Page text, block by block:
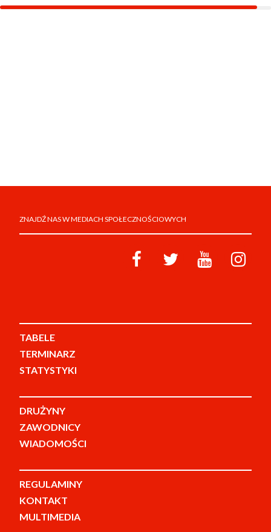
ZNAJDŹ NAS W MEDIACH SPOŁECZNOŚCIOWYCH
TABELE
TERMINARZ
STATYSTYKI
DRUŻYNY
ZAWODNICY
WIADOMOŚCI
REGULAMINY
KONTAKT
MULTIMEDIA